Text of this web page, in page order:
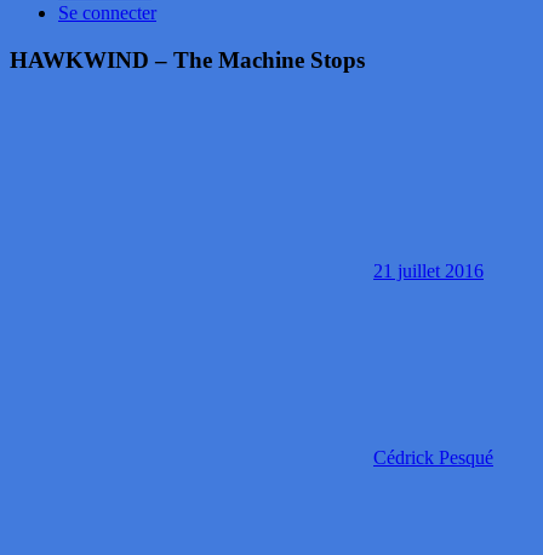
Se connecter
HAWKWIND – The Machine Stops
21 juillet 2016
Cédrick Pesqué